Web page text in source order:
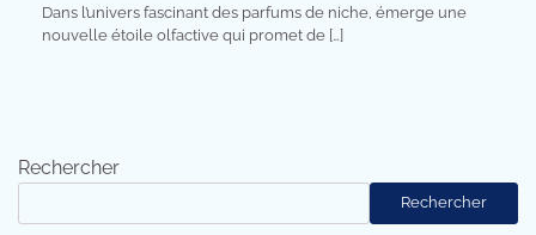
Dans l’univers fascinant des parfums de niche, émerge une
nouvelle étoile olfactive qui promet de […]
Rechercher
Rechercher